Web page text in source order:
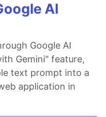
AI
Google AI
Gemini" feature,
text prompt into a
application in